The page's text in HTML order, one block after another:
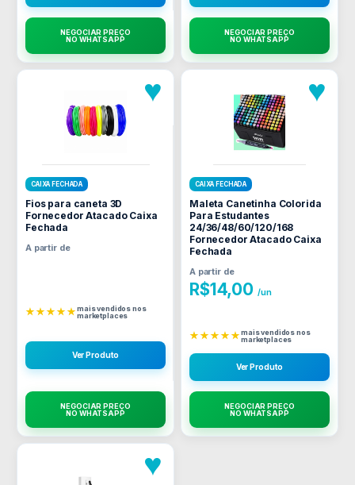
NEGOCIAR PREÇO
NO WHATSAPP
NEGOCIAR PREÇO
NO WHATSAPP
♥
CAIXA FECHADA
Fios para caneta 3D
Fornecedor Atacado Caixa
Fechada
A partir de
★★★★★mais vendidos nos
marketplaces
Ver Produto
NEGOCIAR PREÇO
NO WHATSAPP
♥
CAIXA FECHADA
Maleta Canetinha Colorida
Para Estudantes
24/36/48/60/120/168
Fornecedor Atacado Caixa
Fechada
A partir de
R$14,00 /un
★★★★★mais vendidos nos
marketplaces
Ver Produto
NEGOCIAR PREÇO
NO WHATSAPP
♥